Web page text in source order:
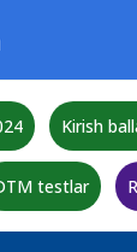
Kirish
testlar